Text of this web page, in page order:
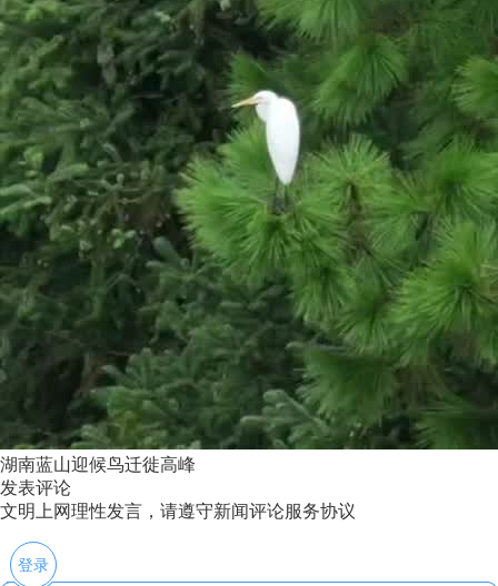
湖南蓝山迎候鸟迁徙高峰
发表评论
文明上网理性发言，请遵守新闻评论服务协议
登录